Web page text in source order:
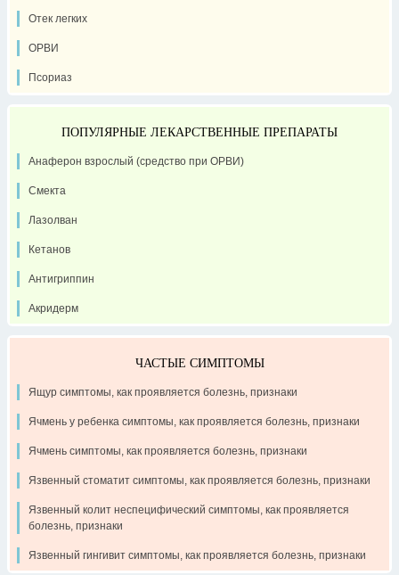
Отек легких
ОРВИ
Псориаз
ПОПУЛЯРНЫЕ ЛЕКАРСТВЕННЫЕ ПРЕПАРАТЫ
Анаферон взрослый (средство при ОРВИ)
Смекта
Лазолван
Кетанов
Антигриппин
Акридерм
ЧАСТЫЕ СИМПТОМЫ
Ящур симптомы, как проявляется болезнь, признаки
Ячмень у ребенка симптомы, как проявляется болезнь, признаки
Ячмень симптомы, как проявляется болезнь, признаки
Язвенный стоматит симптомы, как проявляется болезнь, признаки
Язвенный колит неспецифический симптомы, как проявляется
болезнь, признаки
Язвенный гингивит симптомы, как проявляется болезнь, признаки